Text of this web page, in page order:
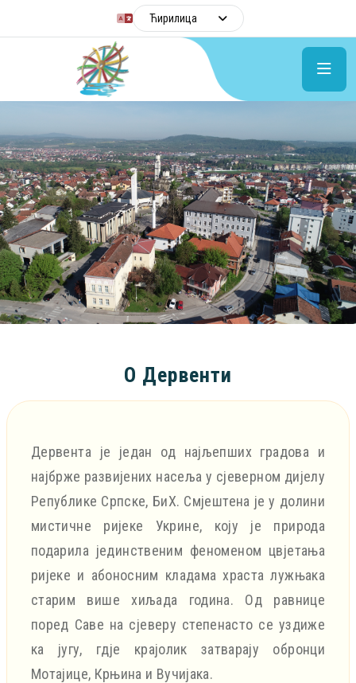
Ћирилица
О Дервенти
Дервента је један од најљепших градова и
најбрже развијених насеља у сјеверном дијелу
Републике Српске, БиХ. Смјештена је у долини
мистичне ријеке Укрине, коју је природа
подарила јединственим феноменом цвјетања
ријеке и абоносним кладама храста лужњака
старим више хиљада година. Од равнице
поред Саве на сјеверу степенасто се уздиже
ка југу, гдје крајолик затварају обронци
Мотајице, Крњина и Вучијака.